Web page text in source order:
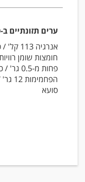
ערים תזונתיים ב-100 גרם:
סועא